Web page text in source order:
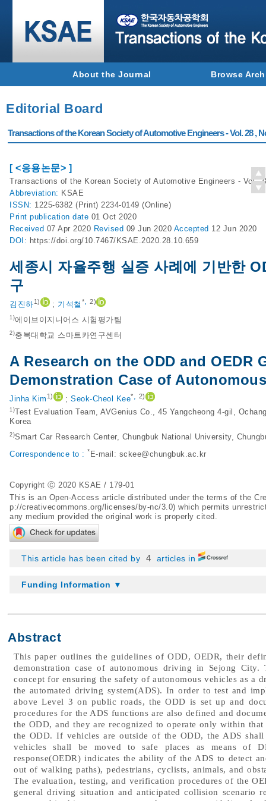
About the Journal Browse
Editorial Board
Transactions of the Korean Society of Automotive Engineers - Vol. 28 ,
[ <응용논문> ]
Transactions of the Korean Society of Automotive Engineers - Vol.
Abbreviation: KSAE
ISSN: 1225-6382 (Print) 2234-0149 (Online)
Print publication date 01 Oct 2020
Received 07 Apr 2020 Revised 09 Jun 2020 Accepted 12 Jun 2020
DOI: https://doi.org/10.7467/KSAE.2020.28.10.659
세종시 자율주행 실증 사례에 기반한
구
김진하1) ; 기석철 *, 2)
1)에이브이지니어스 시험평가팀
2)충북대학교 스마트카연구센터
A Research on the ODD and OEDR
Demonstration Case of
Jinha Kim 1) ; Seok-Cheol Kee*, 2)
1)Test Evaluation Team, AVGenius Co., 45 Yangcheong 4-gil,
Korea
2)Smart Car Research Center, Chungbuk National University,
Correspondence to : * E-mail: sckee@chungbuk.ac.kr
Copyright Ⓒ 2020 KSAE / 179-01
This is an Open-Access article distributed under the terms of the
p://creativecommons.org/licenses/by-nc/3.0) which permits
any medium provided the original work is properly cited.
This article has been cited by 4 articles in
Funding Information ▼
Abstract
This paper outlines the guidelines of ODD, OEDR, their
demonstration case of autonomous driving in Sejong
concept for ensuring the safety of autonomous vehicles as
the automated driving system(ADS). In order to test and
above Level 3 on public roads, the ODD is set up and
procedures for the ADS functions are also defined and
the ODD, and they are recognized to operate only within
the ODD. If vehicles are outside of the ODD, the ADS
vehicles shall be moved to safe places as means of
response(OEDR) indicates the ability of the ADS to detect
out of walking paths), pedestrians, cyclists, animals, and
The evaluation, testing, and verification procedures of the
general driving situation and anticipated collision scenario